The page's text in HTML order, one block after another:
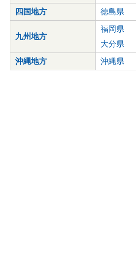
四国地方 徳島県
九州地方
福岡県
大分県
沖縄地方 沖縄県